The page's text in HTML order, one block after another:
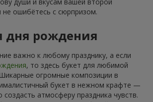
души и вкусам вашей второй
ошибётесь с сюрпризом.
дня рождения
важно к любому празднику, а если
, то здесь букет для любимой
огромные композиции в
букет в нежном крафте —
атмосферу праздника чувств.